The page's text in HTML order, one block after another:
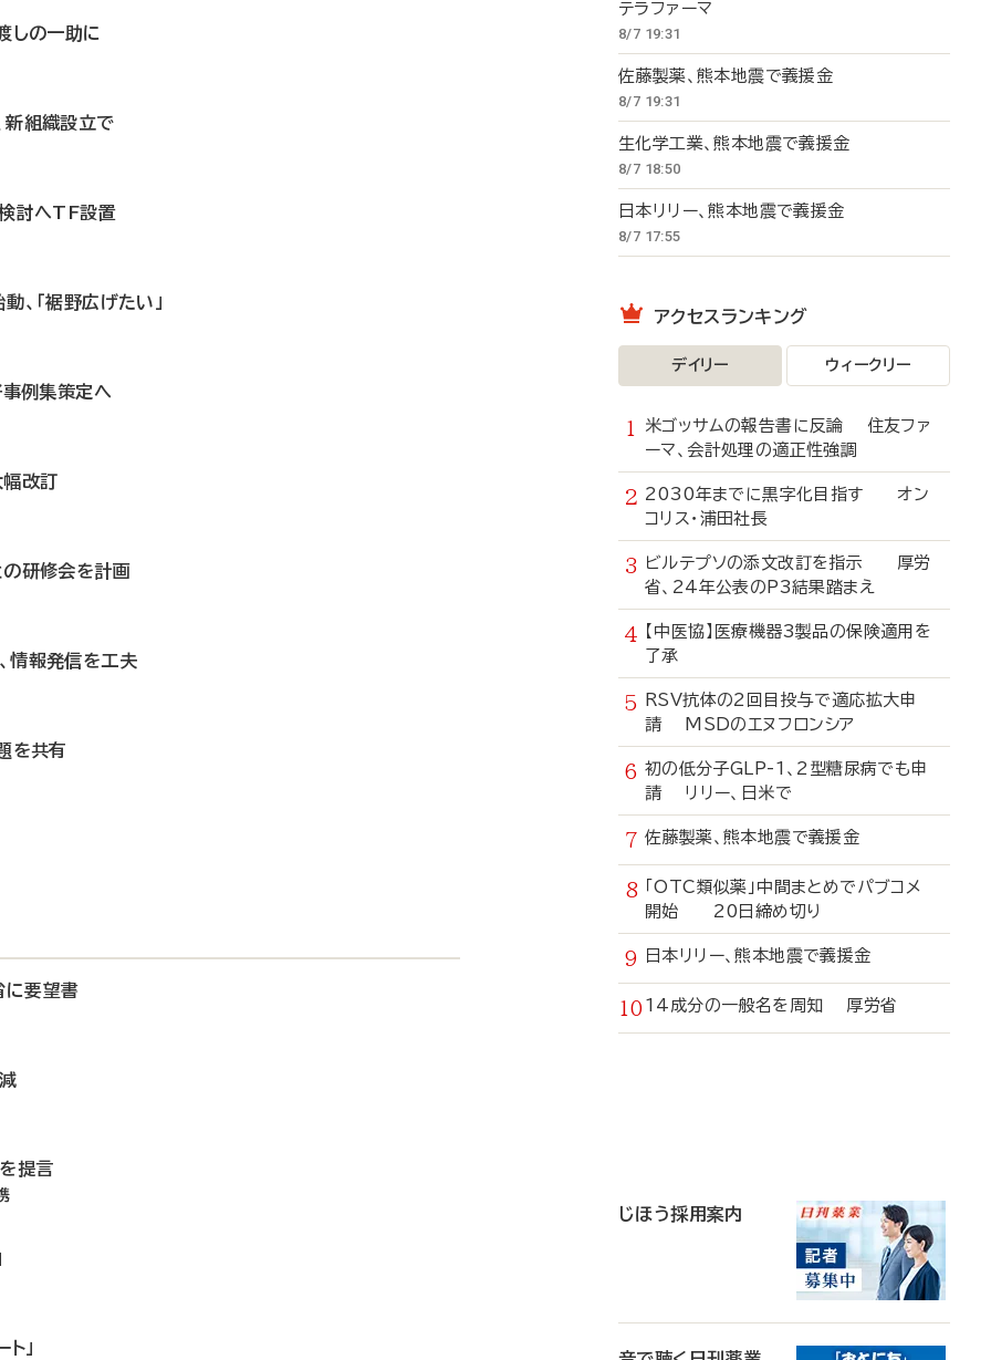
しの一助に
新組織設立で
検討へTF設置
、「裾野広げたい」
事例集策定へ
幅改訂
の研修会を計画
情報発信を工夫
を共有
に要望書
提言
」
テラファーマ
8/7 19:31
佐藤製薬、熊本地震で義援金
8/7 19:31
生化学工業、熊本地震で義援金
8/7 18:50
日本リリー、熊本地震で義援金
8/7 17:55
アクセスランキング
デイリー ウィークリー
米ゴッサムの報告書に反論 住友ファ
ーマ、会計処理の適正性強調
2030年までに黒字化目指す オン
コリス・浦田社長
ビルテプソの添文改訂を指示 厚労
省、24年公表のP3結果踏まえ
【中医協】医療機器3製品の保険適用を
了承
RSV抗体の2回目投与で適応拡大申
請 MSDのエヌフロンシア
初の低分子GLP-1、2型糖尿病でも申
請 リリー、日米で
佐藤製薬、熊本地震で義援金
「OTC類似薬」中間まとめでパブコメ
開始 20日締め切り
日本リリー、熊本地震で義援金
14成分の一般名を周知 厚労省
じほう採用案内